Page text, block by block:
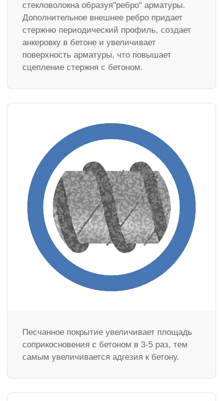
стекловолокна образуя"ребро" арматуры.
Дополнительное внешнее ребро придает
стержню периодический профиль, создает
анкеровку в бетоне и увеличивает
поверхность арматуры, что повышает
сцепление стержня с бетоном.
Песчанное покрытие увеличивает площадь
соприкосновения с бетоном в 3-5 раз, тем
самым увеличивается адгезия к бетону.